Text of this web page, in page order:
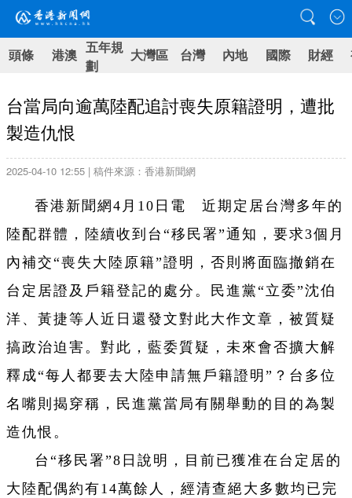
頭條 港澳 五年規
劃
大灣區 台灣 內地 國際 財經
台當局向逾萬陸配追討喪失原籍證明，遭批
製造仇恨
2025-04-10 12:55 | 稿件來源：香港新聞網
香港新聞網4月10日電 近期定居台灣多年的
陸配群體，陸續收到台“移民署”通知，要求3個月
內補交“喪失大陸原籍”證明，否則將面臨撤銷在
台定居證及戶籍登記的處分。民進黨“立委”沈伯
洋、黃捷等人近日還發文對此大作文章，被質疑
搞政治迫害。對此，藍委質疑，未來會否擴大解
釋成“每人都要去大陸申請無戶籍證明”？台多位
名嘴則揭穿稱，民進黨當局有關舉動的目的為製
造仇恨。
台“移民署”8日說明，目前已獲准在台定居的
大陸配偶約有14萬餘人，經清查絕大多數均已完